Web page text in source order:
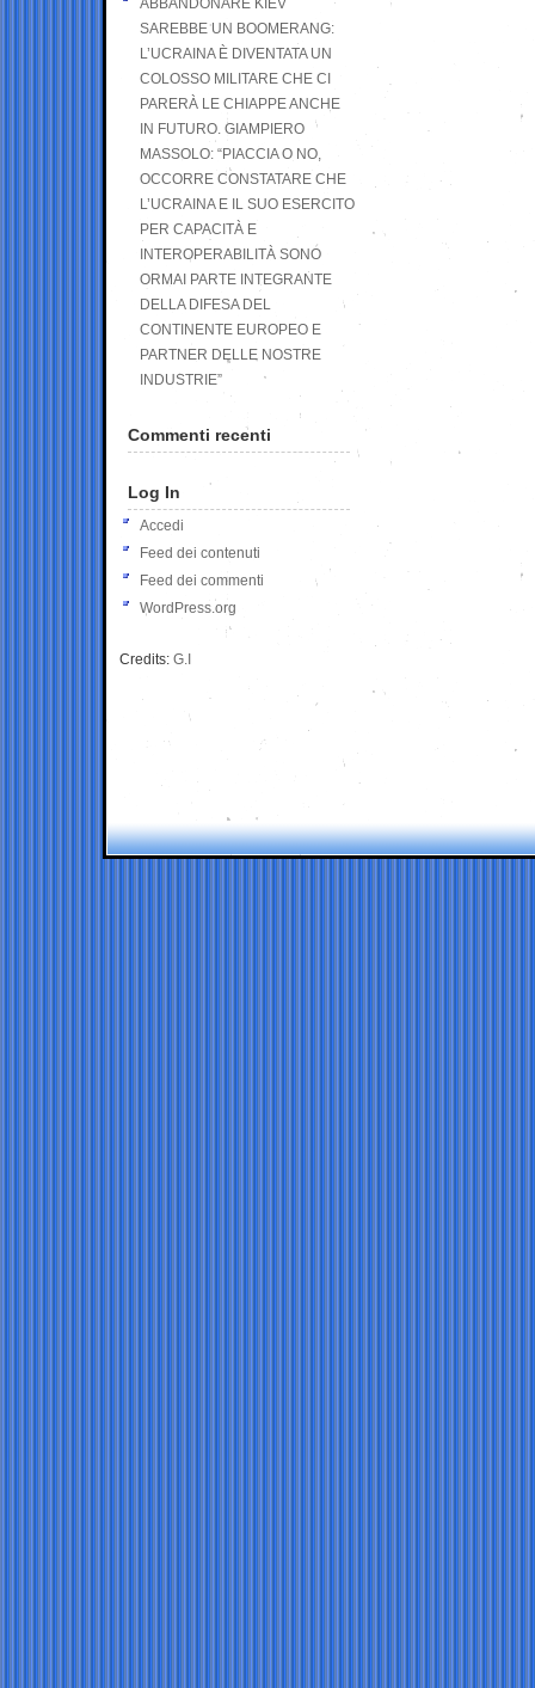
ABBANDONARE KIEV
SAREBBE UN BOOMERANG:
L’UCRAINA È DIVENTATA UN
COLOSSO MILITARE CHE CI
PARERÀ LE CHIAPPE ANCHE
IN FUTURO. GIAMPIERO
MASSOLO: “PIACCIA O NO,
OCCORRE CONSTATARE CHE
L’UCRAINA E IL SUO ESERCITO
PER CAPACITÀ E
INTEROPERABILITÀ SONO
ORMAI PARTE INTEGRANTE
DELLA DIFESA DEL
CONTINENTE EUROPEO E
PARTNER DELLE NOSTRE
INDUSTRIE”
Commenti recenti
Log In
Accedi
Feed dei contenuti
Feed dei commenti
WordPress.org
Credits: G.I